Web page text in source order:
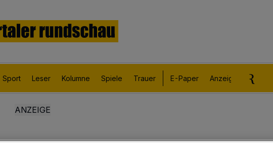
Sport Leser Kolumne Spiele Trauer E-Paper Anzeigen aufgeben